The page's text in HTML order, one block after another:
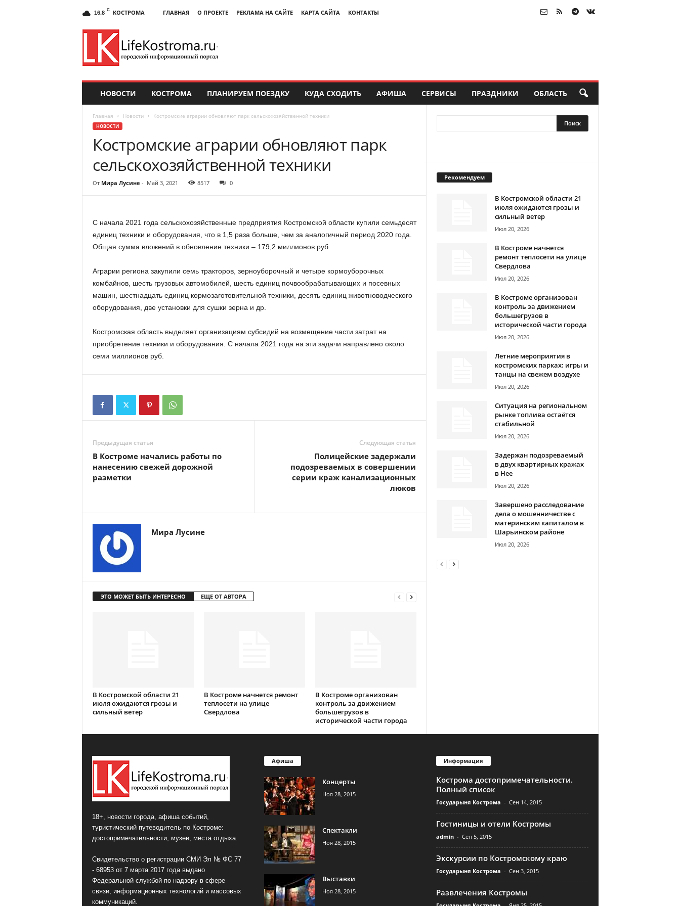
16.8 C КОСТРОМА ГЛАВНАЯ О ПРОЕКТЕ РЕКЛАМА НА САЙТЕ КАРТА САЙТА КОНТАКТЫ
НОВОСТИ КОСТРОМА ПЛАНИРУЕМ ПОЕЗДКУ КУДА СХОДИТЬ АФИША СЕРВИСЫ ПРАЗДНИКИ ОБЛАСТЬ
Главная Новости Костромские аграрии обновляют парк сельскохозяйственной техники
НОВОСТИ
Костромские аграрии обновляют парк
сельскохозяйственной техники
От Мира Лусине - Май 3, 2021 8517 0
С начала 2021 года сельскохозяйственные предприятия Костромской области купили семьдесят
единиц техники и оборудования, что в 1,5 раза больше, чем за аналогичный период 2020 года.
Общая сумма вложений в обновление техники – 179,2 миллионов руб.
Аграрии региона закупили семь тракторов, зерноуборочный и четыре кормоуборочных
комбайнов, шесть грузовых автомобилей, шесть единиц почвообрабатывающих и посевных
машин, шестнадцать единиц кормозаготовительной техники, десять единиц животноводческого
оборудования, две установки для сушки зерна и др.
Костромская область выделяет организациям субсидий на возмещение части затрат на
приобретение техники и оборудования. С начала 2021 года на эти задачи направлено около
семи миллионов руб.
Предыдущая статья
В Костроме начались работы по
нанесению свежей дорожной
разметки
Следующая статья
Полицейские задержали
подозреваемых в совершении
серии краж канализационных
люков
Мира Лусине
ЭТО МОЖЕТ БЫТЬ ИНТЕРЕСНО ЕЩЕ ОТ АВТОРА
В Костромской области 21
июля ожидаются грозы и
сильный ветер
В Костроме начнется ремонт
теплосети на улице
Свердлова
В Костроме организован
контроль за движением
большегрузов в
исторической части города
Рекомендуем
В Костромской области 21
июля ожидаются грозы и
сильный ветер
Июл 20, 2026
В Костроме начнется
ремонт теплосети на улице
Свердлова
Июл 20, 2026
В Костроме организован
контроль за движением
большегрузов в
исторической части города
Июл 20, 2026
Летние мероприятия в
костромских парках: игры и
танцы на свежем воздухе
Июл 20, 2026
Ситуация на региональном
рынке топлива остаётся
стабильной
Июл 20, 2026
Задержан подозреваемый
в двух квартирных кражах
в Нее
Июл 20, 2026
Завершено расследование
дела о мошенничестве с
материнским капиталом в
Шарьинском районе
Июл 20, 2026
18+, новости города, афиша событий,
туристический путеводитель по Костроме:
достопримечательности, музеи, места отдыха.
Свидетельство о регистрации СМИ Эл № ФС 77
- 68953 от 7 марта 2017 года выдано
Федеральной службой по надзору в сфере
связи, информационных технологий и массовых
коммуникаций.
Афиша
Концерты
Ноя 28, 2015
Спектакли
Ноя 28, 2015
Выставки
Ноя 28, 2015
Информация
Кострома достопримечательности.
Полный список
Государыня Кострома - Сен 14, 2015
Гостиницы и отели Костромы
admin - Сен 5, 2015
Экскурсии по Костромскому краю
Государыня Кострома - Сен 3, 2015
Развлечения Костромы